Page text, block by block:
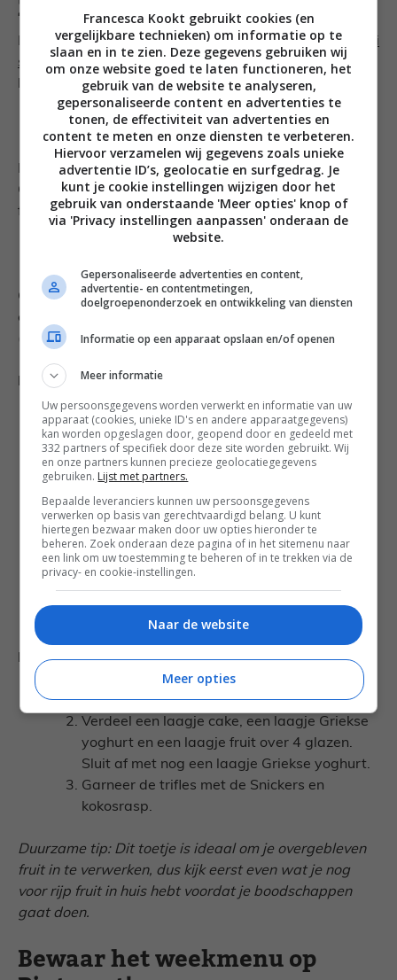
Zondag
Ik eindig de week met twee recepten! Een heerlijke
chili
sin carne met pure chocoladevan PLUS waar je hier
het recept van vindt.
En als toetje heb ik hun trifle trifle van vers fruit, cake,
Griekse yoghurt én Snickers geselecteerd. Wat een
feest!
Omdat dit receptalleen in hun appstaat, mocht ik het
complete recept opnemen in het weekmenu. Komt ‘ie
(de aanbiedingen heb ik er ook bij gezet):
Ingrediënten (4 personen):
200 gr roombotercake (aanbieding:
RIJCKDOM Roombotercake)
375 gr vers fruit (aanbieding: PLUS Vers
400 gr Griekse yoghurt (aanbieding: Melkan
Griekse stijl yoghurt 0% vet)
4 mini Snickers (aanbieding: Snickers
Chocolade Snickers Mini’s)
2 el geraspte kokos (aanbieding: PLUS
Bereiding:
Snijd de cake in blokjes. Halveer het fruit.
Verdeel een laagje cake, een laagje Griekse
yoghurt en een laagje fruit over 4 glazen.
Sluit af met nog een laagje Griekse yoghurt.
Garneer de trifles met de Snickers en
kokosrasp.
Duurzame tip: Dit toetje is ideaal om je overgebleven
fruit in te verwerken, dus kijk eerst even wat je nog
voor rijp fruit in huis hebt voordat je boodschappen
gaat doen.
Bewaar het weekmenu op
Francesca Kookt gebruikt cookies (en
vergelijkbare technieken) om informatie op te
slaan en in te zien. Deze gegevens gebruiken wij
om onze website goed te laten functioneren, het
gebruik van de website te analyseren,
gepersonaliseerde content en advertenties te
tonen, de effectiviteit van advertenties en
content te meten en onze diensten te verbeteren.
Hiervoor verzamelen wij gegevens zoals unieke
advertentie ID’s, geolocatie en surfgedrag. Je
kunt je cookie instellingen wijzigen door het
gebruik van onderstaande 'Meer opties' knop of
via 'Privacy instellingen aanpassen' onderaan de
website.
Gepersonaliseerde advertenties en content,
advertentie- en contentmetingen,
doelgroepenonderzoek en ontwikkeling van diensten
Informatie op een apparaat opslaan en/of openen
Meer informatie
Uw persoonsgegevens worden verwerkt en informatie van uw
apparaat (cookies, unieke ID's en andere apparaatgegevens)
kan worden opgeslagen door, geopend door en gedeeld met
332 partners of specifiek door deze site worden gebruikt. Wij
en onze partners kunnen precieze geolocatiegegevens
gebruiken. Lijst met partners.
Bepaalde leveranciers kunnen uw persoonsgegevens
verwerken op basis van gerechtvaardigd belang. U kunt
hiertegen bezwaar maken door uw opties hieronder te
beheren. Zoek onderaan deze pagina of in het sitemenu naar
een link om uw toestemming te beheren of in te trekken via de
privacy- en cookie-instellingen.
Naar de website
Meer opties